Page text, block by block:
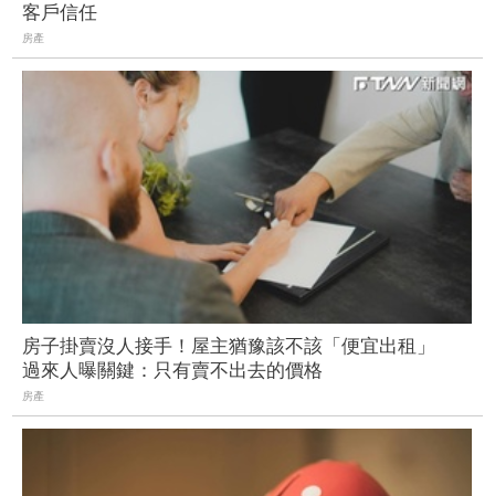
客戶信任
房產
房子掛賣沒人接手！屋主猶豫該不該「便宜出租」
過來人曝關鍵：只有賣不出去的價格
房產